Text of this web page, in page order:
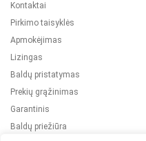
Kontaktai
Pirkimo taisyklės
Apmokėjimas
Lizingas
Baldų pristatymas
Prekių grąžinimas
Garantinis
Baldų priežiūra